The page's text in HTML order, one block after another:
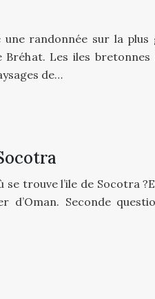
randonnée sur la plus
Bréhat. Les iles
de…
trouve l’ile de Socotra
d’Oman. Seconde